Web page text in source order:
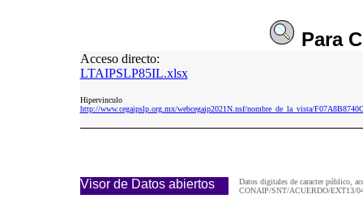
Para
Acceso directo:
LTAIPSLP85IL.xlsx
Hipervinculo
http://www.cegaipslp.org.mx/webcegaip2021N.nsf/nombre_de_la_vista/
Visor de Datos abiertos
Datos digitales de caracter público,
CONAIP/SNT/ACUERDO/EXT13/